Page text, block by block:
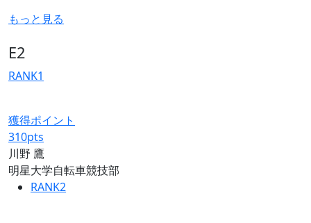
もっと見る
E2
RANK1
獲得ポイント
310pts
川野 鷹
明星大学自転車競技部
RANK2